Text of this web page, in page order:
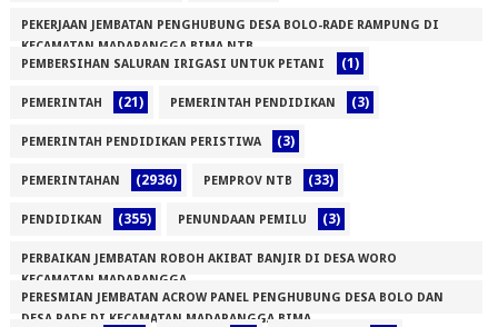
PEKERJAAN JEMBATAN PENGHUBUNG DESA BOLO-RADE RAMPUNG DI
KECAMATAN MADAPANGGA BIMA NTB
(1)PEMBERSIHAN SALURAN IRIGASI UNTUK PETANI (1)
PEMERINTAH (21) PEMERINTAH PENDIDIKAN (3)
PEMERINTAH PENDIDIKAN PERISTIWA (3)
PEMERINTAHAN (2936) PEMPROV NTB (33)
PENDIDIKAN (355) PENUNDAAN PEMILU (3)
PERBAIKAN JEMBATAN ROBOH AKIBAT BANJIR DI DESA WORO
KECAMATAN MADAPANGGA
(1)PERESMIAN JEMBATAN ACROW PANEL PENGHUBUNG DESA BOLO DAN
DESA RADE DI KECAMATAN MADAPANGGA BIMA